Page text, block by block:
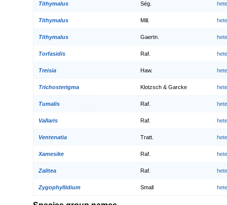
Tithymalus Ség.
Tithymalus Mill.
Tithymalus Gaertn.
Torfasidis Raf.
Treisia Haw.
Trichosterigma Klotzsch & Garcke
Tumalis Raf.
Vallaris Raf.
Ventenatia Tratt.
Xamesike Raf.
Zalitea Raf.
Zygophyllidium Small